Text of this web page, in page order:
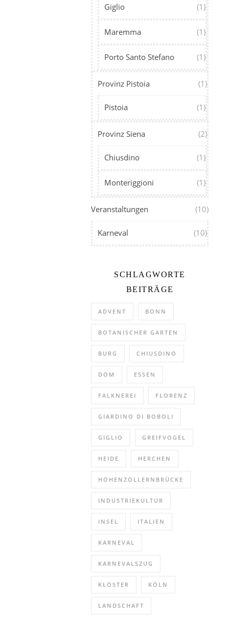
Giglio (1)
Maremma (1)
Porto Santo Stefano (1)
Provinz Pistoia (1)
Pistoia (1)
Provinz Siena (2)
Chiusdino (1)
Monteriggioni (1)
Veranstaltungen (10)
Karneval (10)
SCHLAGWORTE
BEITRÄGE
ADVENT BONN
BOTANISCHER GARTEN
BURG CHIUSDINO
DOM ESSEN
FALKNEREI FLORENZ
GIARDINO DI BOBOLI
GIGLIO GREIFVOGEL
HEIDE HERCHEN
HOHENZOLLERNBRÜCKE
INDUSTRIEKULTUR
INSEL ITALIEN
KARNEVAL
KARNEVALSZUG
KLOSTER KÖLN
LANDSCHAFT